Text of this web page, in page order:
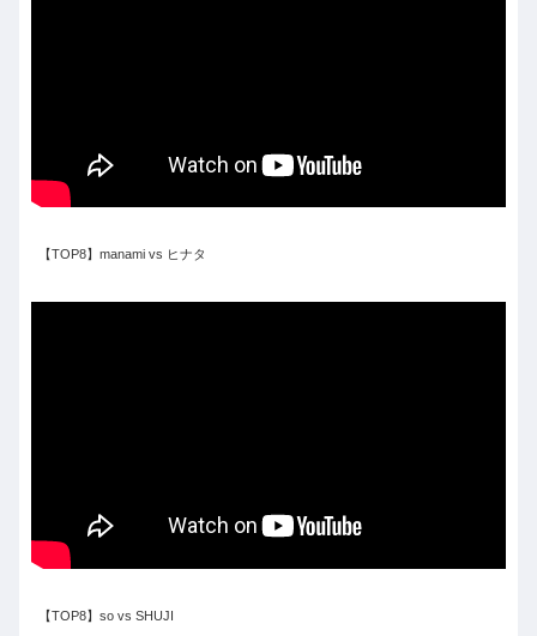
【TOP8】manami vs ヒナタ
【TOP8】so vs SHUJI